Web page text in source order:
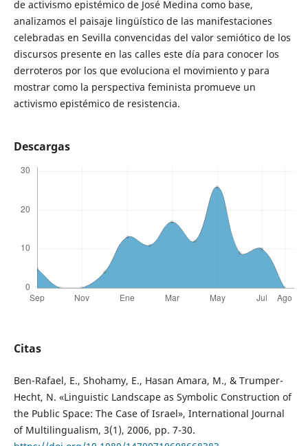
de activismo epistémico de José Medina como base,
analizamos el paisaje lingüístico de las manifestaciones
celebradas en Sevilla convencidas del valor semiótico de los
discursos presente en las calles este día para conocer los
derroteros por los que evoluciona el movimiento y para
mostrar como la perspectiva feminista promueve un
activismo epistémico de resistencia.
Descargas
Citas
Ben-Rafael, E., Shohamy, E., Hasan Amara, M., & Trumper-
Hecht, N. «Linguistic Landscape as Symbolic Construction of
the Public Space: The Case of Israel», International Journal
of Multilingualism, 3(1), 2006, pp. 7-30.